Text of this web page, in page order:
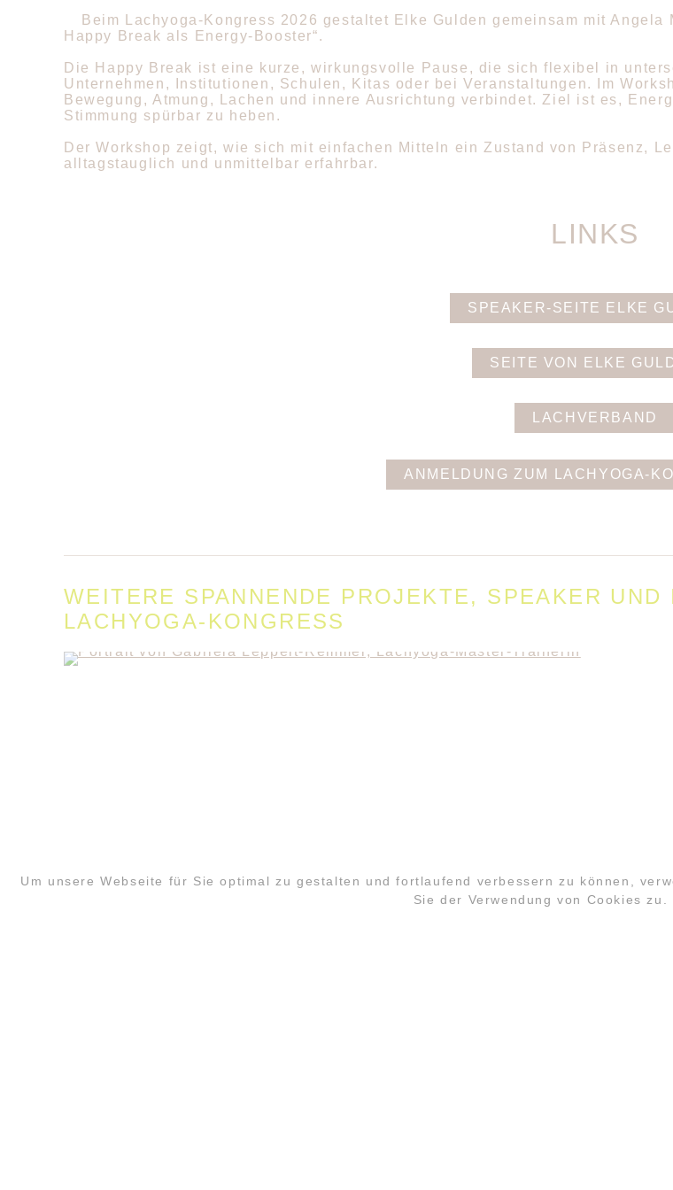
Beim Lachyoga-Kongress 2026 gestaltet Elke Gulden gemeinsam mit
Happy Break als Energy-Booster“.
Die Happy Break ist eine kurze, wirkungsvolle Pause, die sich flexibel in
Unternehmen, Institutionen, Schulen, Kitas oder bei Veranstaltungen. Im
Bewegung, Atmung, Lachen und innere Ausrichtung verbindet. Ziel ist es,
Stimmung spürbar zu heben.
Der Workshop zeigt, wie sich mit einfachen Mitteln ein Zustand von Präsenz,
alltagstauglich und unmittelbar erfahrbar.
LINKS
SPEAKER-SEITE ELKE
SEITE VON ELKE
LACHVERBAND
ANMELDUNG ZUM LACHYOGA-
WEITERE SPANNENDE PROJEKTE, SPEAKER
LACHYOGA-KONGRESS
Um unsere Webseite für Sie optimal zu gestalten und fortlaufend verbessern zu können,
Sie der Verwendung von Cookies zu.